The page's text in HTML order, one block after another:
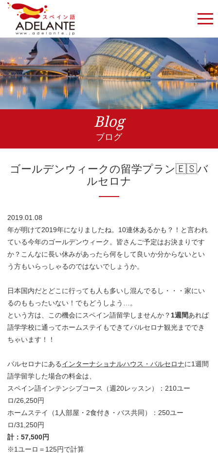
Blog
ブログ
ゴールデンウィークの留学プラン🇪🇸バ
ルセロナ
2019.01.08
年が明けて2019年になりましたね。10連休あるかも？！と言われ
ている今年のゴールデンウィーク。皆さんご予定はお決まりです
か？こんなに長い休みがあったら何をして良いか分からないとい
う方もいらっしゃるのではないでしょうか。
日本国内だとどこに行っても人も多いし混んでるし・・・家にい
るのももったいない！でもどうしよう…。
という方は、この機会にスペイン語留学しませんか？ 1週間あれば
語学学校に通ってホームステイもできてバルセロナ観光まででき
ちゃいます！！
バルセロナにあるインターナショナルハウス・バルセロナに1週間
語学留学した場合の料金は、
スペイン語インテンシブコース（週20レッスン）：210ユー
ロ/26,250円
ホームステイ（1人部屋・2食付き・バス共同）：250ユー
ロ/31,250円
計：57,500円
※1ユーロ＝125円で計算